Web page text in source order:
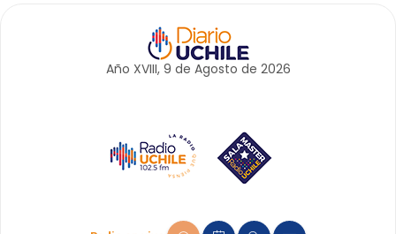
Año XVIII, 9 de Agosto de 2026